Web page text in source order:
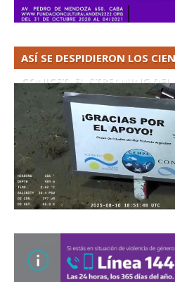
ASÍ SE DESPIDIERON LOS
CONICET. EL STREAMING